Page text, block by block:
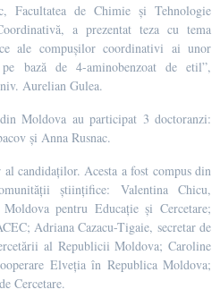
Facultatea de Chimie și Tehnologie
a prezentat teza cu tema
ale compușilor coordinativi ai unor
bază de 4-aminobenzoat de etil”,
Aurelian Gulea.
Moldova au participat 3 doctoranzi:
și Anna Rusnac.
candidaților. Acesta a fost compus din
științifice: Valentina Chicu,
pentru Educație și Cercetare;
Adriana Cazacu-Tigaie, secretar de
al Republicii Moldova; Caroline
Elveția în Republica Moldova;
Cercetare.